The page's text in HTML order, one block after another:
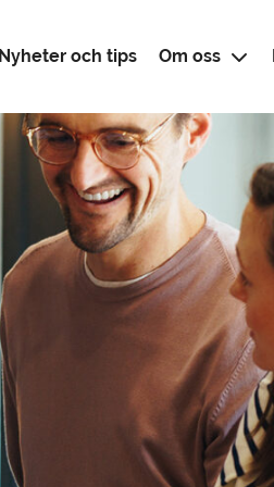
Nyheter och tips Om oss